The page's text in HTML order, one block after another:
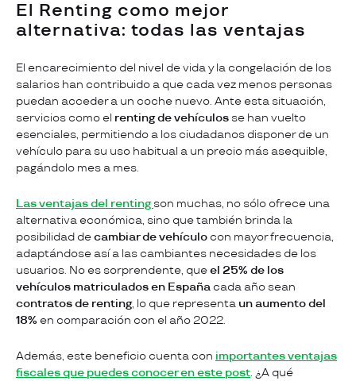
El Renting como mejor
alternativa: todas las ventajas
El encarecimiento del nivel de vida y la congelación de los
salarios han contribuido a que cada vez menos personas
puedan acceder a un coche nuevo. Ante esta situación,
servicios como el renting de vehículos se han vuelto
esenciales, permitiendo a los ciudadanos disponer de un
vehículo para su uso habitual a un precio más asequible,
pagándolo mes a mes.
Las ventajas del rentingson muchas, no sólo ofrece una
alternativa económica, sino que también brinda la
posibilidad decambiar de vehículo con mayor frecuencia,
adaptándose así a las cambiantes necesidades de los
usuarios. No es sorprendente, queel 25% de los
vehículos matriculados en España cada año sean
contratos de renting, lo que representa un aumento del
18% en comparación con el año 2022.
Además, este beneficio cuenta con importantes ventajas
fiscales que puedes conocer en este post. ¿A qué